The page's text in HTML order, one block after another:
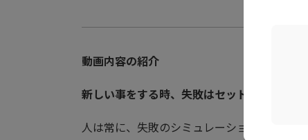
動画内容の紹介
新しい事をする時、失敗はセットになる
人は常に、失敗のシミュレーションをしてし